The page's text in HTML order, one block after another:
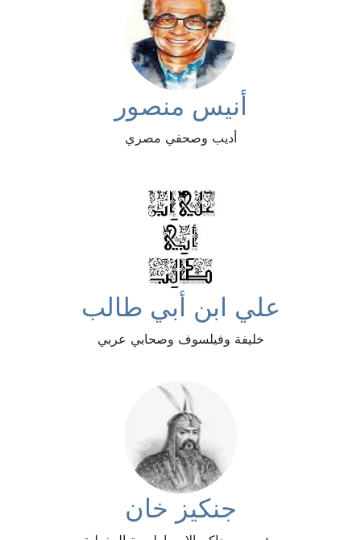
أنيس منصور
أديب وصحفي مصري
علي ابن أبي طالب
خليفة وفيلسوف وصحابي عربي
جنكيز خان